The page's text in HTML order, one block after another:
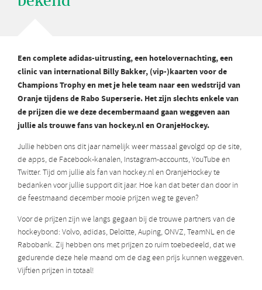
Een complete adidas-uitrusting, een hotelovernachting, een
clinic van international Billy Bakker, (vip-)kaarten voor de
Champions Trophy en met je hele team naar een wedstrijd van
Oranje tijdens de Rabo Superserie. Het zijn slechts enkele van
de prijzen die we deze decembermaand gaan weggeven aan
jullie als trouwe fans van hockey.nl en OranjeHockey.
Jullie hebben ons dit jaar namelijk weer massaal gevolgd op de site,
de apps, de Facebook-kanalen, Instagram-accounts, YouTube en
Twitter. Tijd om jullie als fan van hockey.nl en OranjeHockey te
bedanken voor jullie support dit jaar. Hoe kan dat beter dan door in
de feestmaand december mooie prijzen weg te geven?
Voor de prijzen zijn we langs gegaan bij de trouwe partners van de
hockeybond: Volvo, adidas, Deloitte, Auping, ONVZ, TeamNL en de
Rabobank. Zij hebben ons met prijzen zo ruim toebedeeld, dat we
gedurende deze hele maand om de dag een prijs kunnen weggeven.
Vijftien prijzen in totaal!